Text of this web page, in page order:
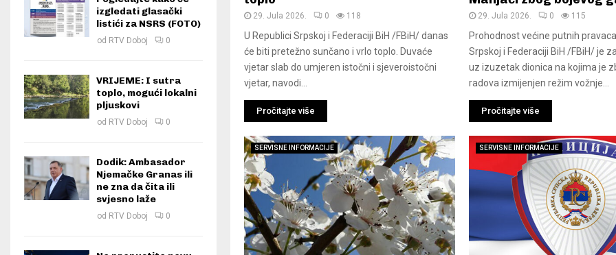
29. Jula 2026. 0 118
U Republici Srpskoj i Federaciji BiH /FBiH/ danas
će biti pretežno sunčano i vrlo toplo. Duvaće
vjetar slab do umjeren istočni i sjeveroistočni
vjetar, navodi...
Pročitajte više
29. Jula 2026. 0 115
Prohodnost većine putnih
Srpskoj i Federaciji BiH /FBiH/ je
uz izuzetak dionica na kojima je
radova izmijenjen režim vožnje...
Pročitajte više
SERVISNE INFORMACIJE SERVISNE INFORMACIJE
izgledati glasački
listići za NSRS (FOTO)
od RTV Doboj 0
VRIJEME: I sutra
toplo, mogući lokalni
pljuskovi
od RTV Doboj 0
Dodik: Ambasador
Njemačke Granas ili
ne zna da čita ili
svjesno laže
od RTV Doboj 0